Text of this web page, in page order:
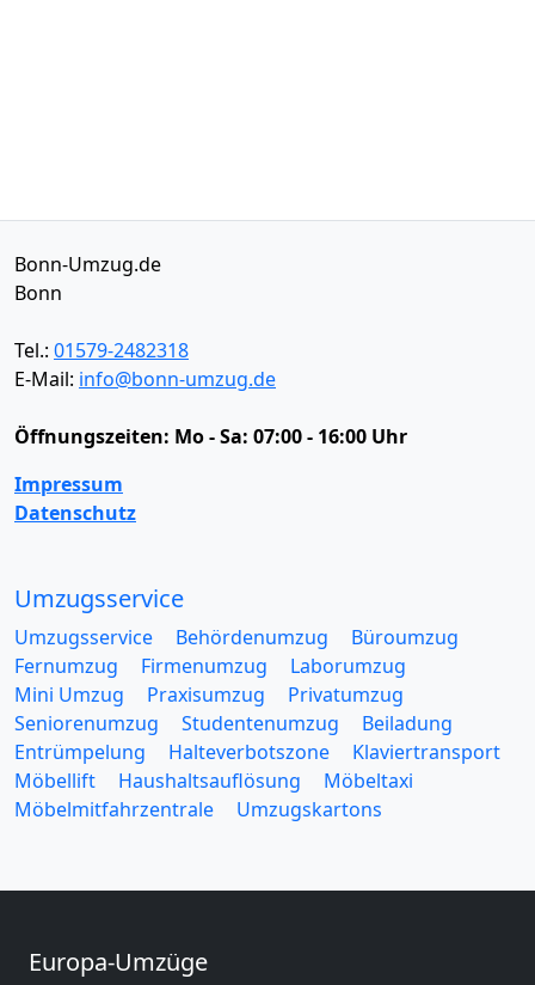
Bonn-Umzug.de
Bonn
Tel.: 01579-2482318
E-Mail: info@bonn-umzug.de
Öffnungszeiten: Mo - Sa: 07:00 - 16:00 Uhr
Impressum
Datenschutz
Umzugsservice
Umzugsservice Behördenumzug
Büroumzug
Fernumzug
Firmenumzug
Laborumzug
Mini Umzug
Praxisumzug
Privatumzug
Seniorenumzug
Studentenumzug
Beiladung
Entrümpelung
Halteverbotszone
Klaviertransport
Möbellift
Haushaltsauflösung
Möbeltaxi
Möbelmitfahrzentrale
Umzugskartons
Europa-Umzüge